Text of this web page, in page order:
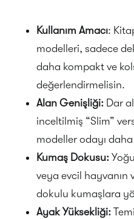
Kullanım Amacı:
modelleri, sadece
daha kompakt ve
değerlendirmelisin.
Alan Genişliği: Dar
inceltilmiş “Slim”
modeller odayı
Kumaş Dokusu:
veya evcil hayvanın
dokulu kumaşlara
Ayak Yüksekliği: